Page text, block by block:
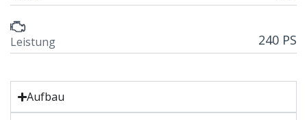
Leistung 240 PS
Aufbau